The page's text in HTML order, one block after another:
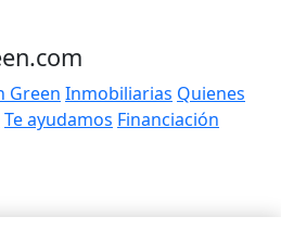
Green Inmobiliarias Quienes
Te ayudamos Financiación